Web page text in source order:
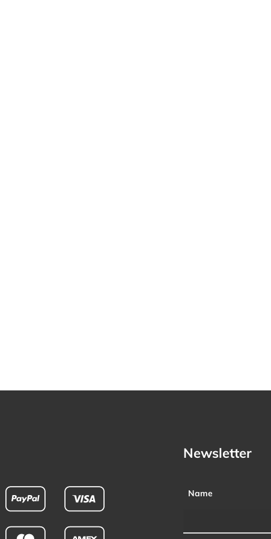
Newsletter
Name